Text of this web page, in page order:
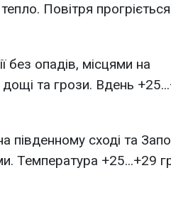
Повітря
без опадів, місцями на
та грози. Вдень
південному сході та
Температура +25...+29